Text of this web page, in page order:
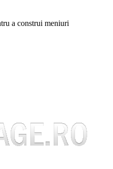
a construi meniuri